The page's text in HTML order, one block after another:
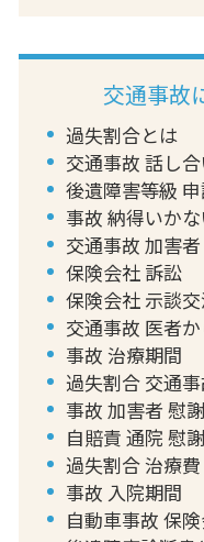
交通事故
過失割合とは
交通事故 話し
後遺障害等級
事故 納得いか
交通事故 加害
保険会社 訴訟
保険会社 示談
交通事故 医者
事故 治療期間
過失割合 交通
事故 加害者 慰
自賠責 通院 慰
過失割合 治療費
事故 入院期間
自動車事故 保